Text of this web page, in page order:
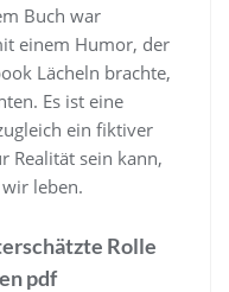
Buch war
einem Humor, der
Lächeln brachte,
Es ist eine
ein fiktiver
Realität sein kann,
leben.
Rolle
pdf